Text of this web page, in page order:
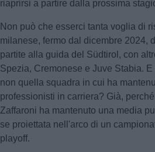
riaprirsi a partire dalla prossima
Non può che esserci tanta voglia di
milanese, fermo dal dicembre 2024,
partite alla guida del Südtirol, con
Spezia, Cremonese e Juve Stabia.
non quella squadra in cui ha
professionisti in carriera? Già,
Zaffaroni ha mantenuto una media
se proiettata nell'arco di un
playoff.